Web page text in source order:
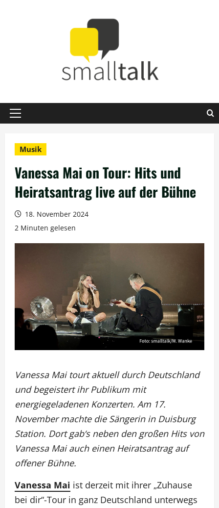
Primäres
Musik
Vanessa Mai on Tour: Hits und
Heiratsantrag live auf der Bühne
18. November 2024
2 Minuten gelesen
Vanessa Mai tourt aktuell durch Deutschland
und begeistert ihr Publikum mit
energiegeladenen Konzerten. Am 17.
November machte die Sängerin in Duisburg
Station. Dort gab‘s neben den großen Hits von
Vanessa Mai auch einen Heiratsantrag auf
offener Bühne.
Vanessa Mai ist derzeit mit ihrer „Zuhause
bei dir“-Tour in ganz Deutschland unterwegs